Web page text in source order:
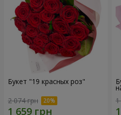
Букет "19 красных роз"
2 074 грн
1